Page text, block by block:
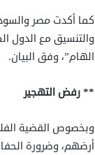
كما أكدت مصر
والتنسيق مع الدول
الهام”، وفق البيان.
** رفض التهجير
وبخصوص القضية
أرضهم، وضرورة